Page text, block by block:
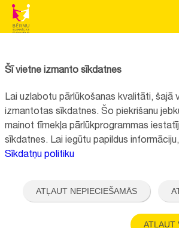
Reģistrācijas nr.:40008057120
+371 67064475
Visi kontakti
"Aktīvo iedzīvotāju fonds" finansētā projekta "
ilgtspējīgas attīstības veicināšana
" ietvaros.
Šī vietne izmanto sīkdatnes
Lai uzlabotu pārlūkošanas kvalitāti, šajā
izmantotas sīkdatnes. Šo piekrišanu
mainot tīmekļa pārlūkprogrammas
sīkdatnes. Lai iegūtu papildus
Sīkdatņu politiku
ATĻAUT NEPIECIEŠAMĀS
ATĻAUT